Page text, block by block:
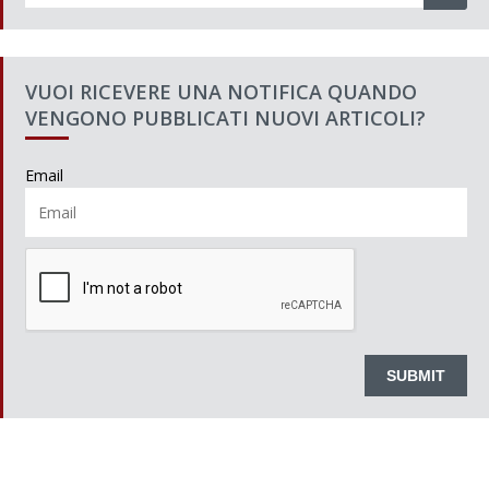
VUOI RICEVERE UNA NOTIFICA QUANDO
VENGONO PUBBLICATI NUOVI ARTICOLI?
Email